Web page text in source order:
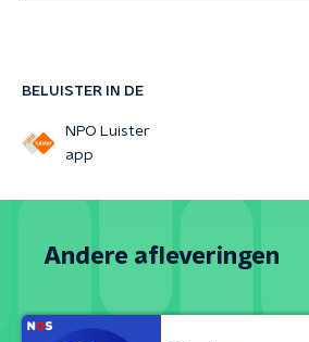
BELUISTER IN DE
NPO Luister
app
Andere afleveringen